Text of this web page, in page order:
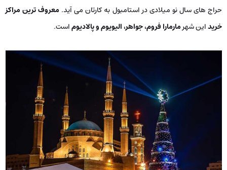
حراج­ های سال نو میلادی در استامبول به کارتان می­ آید.معروف­ ترین مراکز
خریداین شهرمارمارا فروم، جواهر، الیویوم و پالادیوماست.